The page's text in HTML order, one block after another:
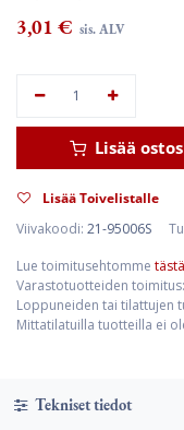
3,01 € sis. ALV
Lisää
Lisää Toivelistalle
Viivakoodi: 21-95006S
Lue toimitusehtomme tästä
Varastotuotteiden
Loppuneiden tai tilattujen
Mittatilatuilla tuotteilla ei
Tekniset tiedot